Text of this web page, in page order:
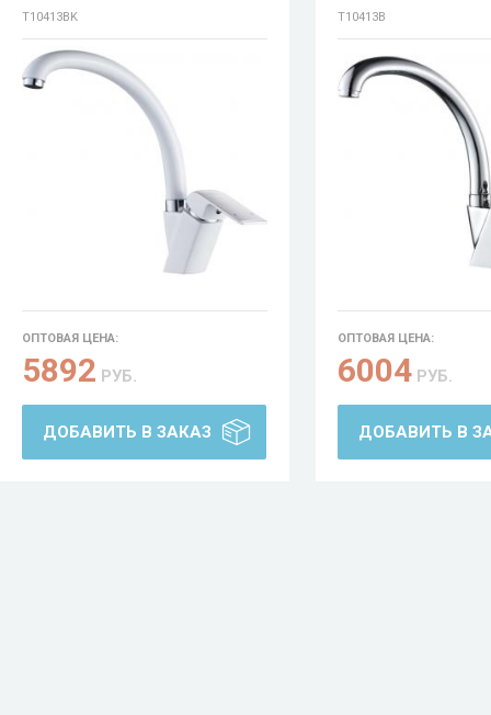
T10413BK
ОПТОВАЯ ЦЕНА:
5892 РУБ.
ДОБАВИТЬ В ЗАКАЗ
T10413B
ОПТОВАЯ ЦЕНА:
6004 РУБ.
ДОБАВИТЬ В